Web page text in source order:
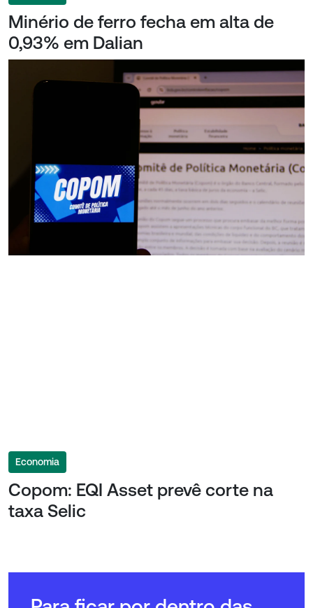
Minério de ferro fecha em alta de
0,93% em Dalian
Economia
Copom: EQI Asset prevê corte na
taxa Selic